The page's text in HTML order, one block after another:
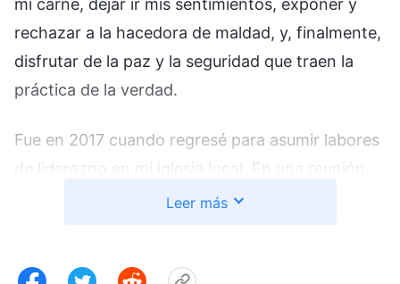
rechazar a la hacedora de maldad, y, finalmente,
disfrutar de la paz y la seguridad que traen la
práctica de la verdad.
Fue en 2017 cuando regresé para asumir labores
de liderazgo en mi iglesia local. En una reunión,
los hermanos y hermanas me dijeron que,
Leer más